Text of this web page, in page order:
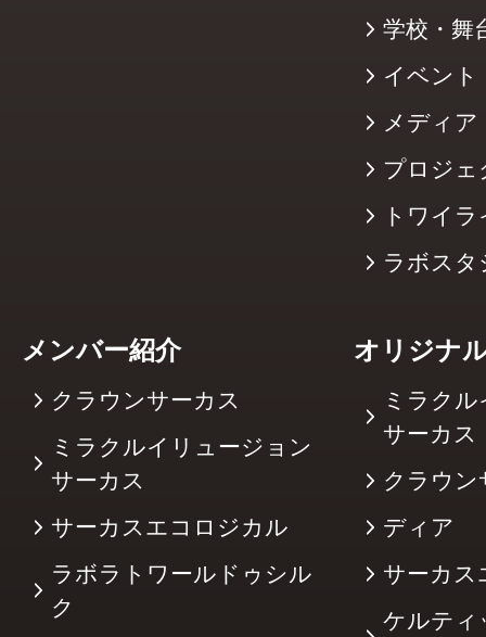
学校・舞
イベント
メディア
プロジェ
トワイ
ラボスタ
メンバー紹介
クラウンサーカス
ミラクルイリュージョン
サーカス
サーカスエコロジカル
ラボラトワールドゥシル
ク
オリジナ
ミラク
サーカ
クラウン
ディア
サーカス
ケルティ